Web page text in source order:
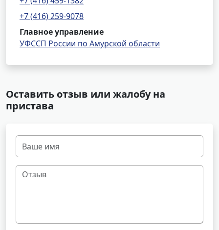
+7 (416) 259-9078
Главное управление
УФССП России по Амурской области
Оставить отзыв или жалобу на
пристава